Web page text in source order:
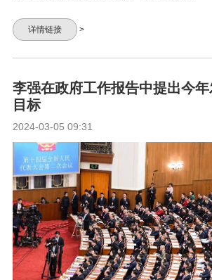
详情链接 >
李强在政府工作报告中提出今
目标
2024-03-05 09:31